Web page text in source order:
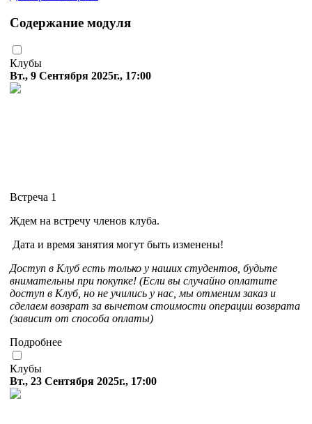
Содержание модуля
Клубы
Вт., 9 Сентября 2025г., 17:00
Встреча 1
Ждем на встречу членов клуба.
Дата и время занятия могут быть изменены!
Доступ в Клуб есть только у наших студентов, будьте
внимательны при покупке! (Если вы случайно оплатите
доступ в Клуб, но не учились у нас, мы отменим заказ и
сделаем возврат за вычетом стоимости операции возврата
(зависит от способа оплаты)
Подробнее
Клубы
Вт., 23 Сентября 2025г., 17:00